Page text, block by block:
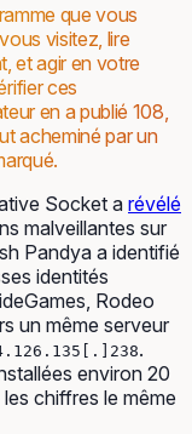
que vous
visitez, lire
et agir en votre
ces
en a publié 108,
acheminé par un
Socket a révélé
malveillantes sur
Pandya a identifié
identités
Rodeo
un même serveur
.
environ 20
chiffres le même